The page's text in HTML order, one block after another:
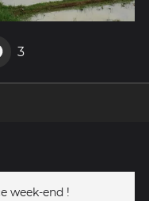
3
week-end !